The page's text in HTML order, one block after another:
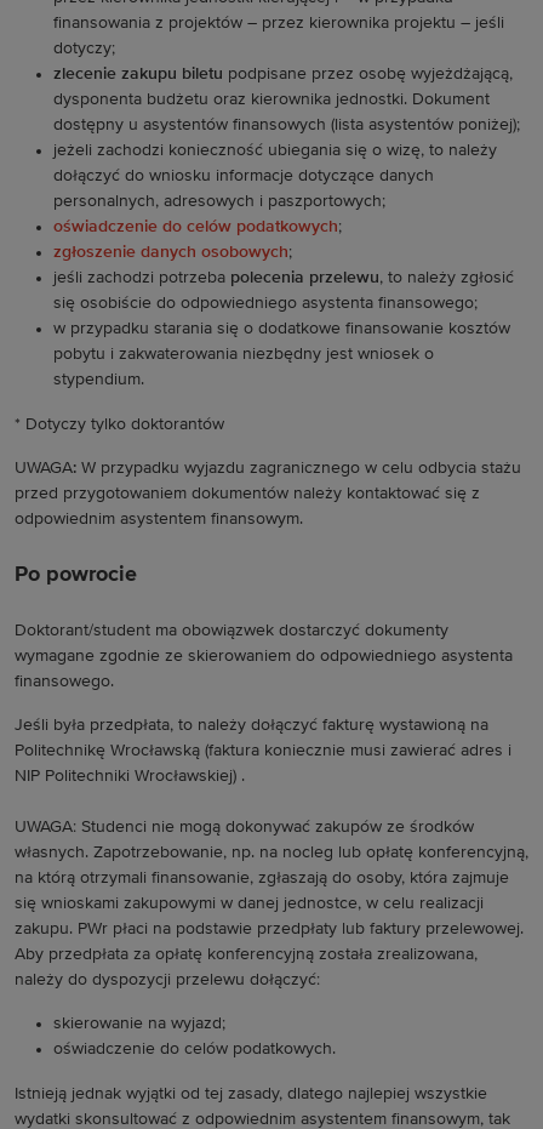
finansowania z projektów – przez kierownika projektu – jeśli
dotyczy;
zlecenie zakupu biletu podpisane przez osobę wyjeżdżającą,
dysponenta budżetu oraz kierownika jednostki. Dokument
dostępny u asystentów finansowych (lista asystentów poniżej);
jeżeli zachodzi konieczność ubiegania się o wizę, to należy
dołączyć do wniosku informacje dotyczące danych
personalnych, adresowych i paszportowych;
oświadczenie do celów podatkowych;
zgłoszenie danych osobowych;
jeśli zachodzi potrzeba polecenia przelewu, to należy zgłosić
się osobiście do odpowiedniego asystenta finansowego;
w przypadku starania się o dodatkowe finansowanie kosztów
pobytu i zakwaterowania niezbędny jest wniosek o
stypendium.
* Dotyczy tylko doktorantów
UWAGA: W przypadku wyjazdu zagranicznego w celu odbycia stażu
przed przygotowaniem dokumentów należy kontaktować się z
odpowiednim asystentem finansowym.
Po powrocie
Doktorant/student ma obowiązwek dostarczyć dokumenty
wymagane zgodnie ze skierowaniem do odpowiedniego asystenta
finansowego.
Jeśli była przedpłata, to należy dołączyć fakturę wystawioną na
Politechnikę Wrocławską (faktura koniecznie musi zawierać adres i
NIP Politechniki Wrocławskiej) .
UWAGA: Studenci nie mogą dokonywać zakupów ze środków
własnych. Zapotrzebowanie, np. na nocleg lub opłatę konferencyjną,
na którą otrzymali finansowanie, zgłaszają do osoby, która zajmuje
się wnioskami zakupowymi w danej jednostce, w celu realizacji
zakupu. PWr płaci na podstawie przedpłaty lub faktury przelewowej.
Aby przedpłata za opłatę konferencyjną została zrealizowana,
należy do dyspozycji przelewu dołączyć:
skierowanie na wyjazd;
oświadczenie do celów podatkowych.
Istnieją jednak wyjątki od tej zasady, dlatego najlepiej wszystkie
wydatki skonsultować z odpowiednim asystentem finansowym, tak